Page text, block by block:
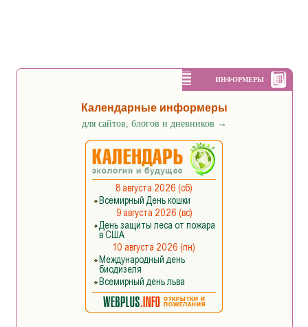
ИНФОРМЕРЫ
Календарные информеры
для сайтов, блогов и дневников →